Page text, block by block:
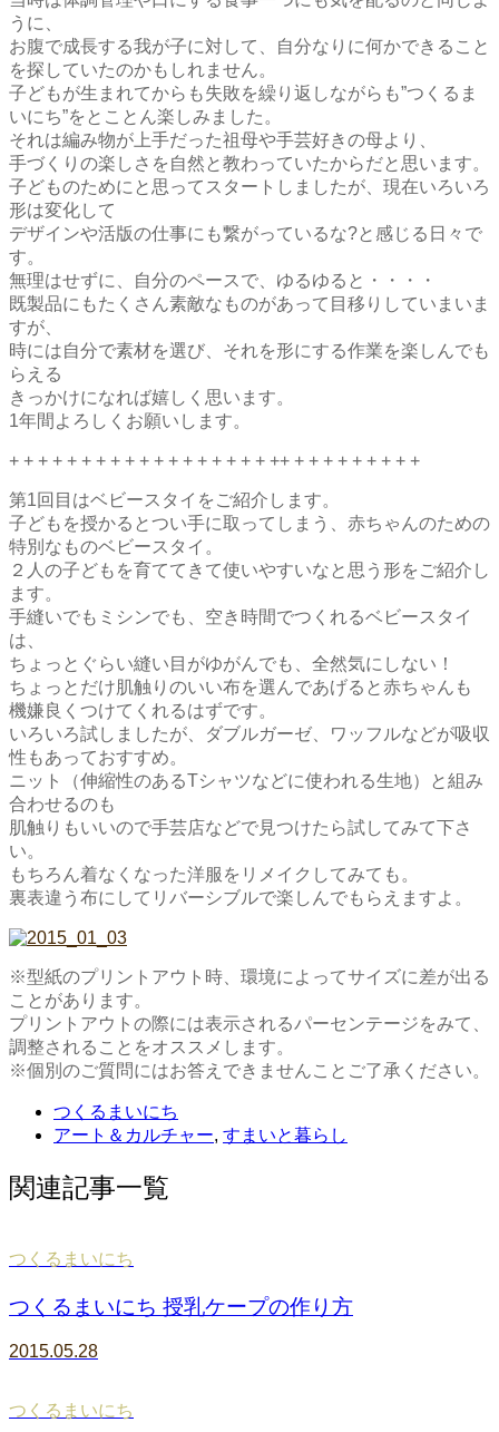
うに、
お腹で成長する我が子に対して、自分なりに何かできること
を探していたのかもしれません。
子どもが生まれてからも失敗を繰り返しながらも”つくるま
いにち”をとことん楽しみました。
それは編み物が上手だった祖母や手芸好きの母より、
手づくりの楽しさを自然と教わっていたからだと思います。
子どものためにと思ってスタートしましたが、現在いろいろ
形は変化して
デザインや活版の仕事にも繋がっているな?と感じる日々で
す。
無理はせずに、自分のペースで、ゆるゆると・・・・
既製品にもたくさん素敵なものがあって目移りしていまいま
すが、
時には自分で素材を選び、それを形にする作業を楽しんでも
らえる
きっかけになれば嬉しく思います。
1年間よろしくお願いします。
+ + + + + + + + + + + + + + + + + + ++ + + + + + + + + +
第1回目はベビースタイをご紹介します。
子どもを授かるとつい手に取ってしまう、赤ちゃんのための
特別なものベビースタイ。
２人の子どもを育ててきて使いやすいなと思う形をご紹介し
ます。
手縫いでもミシンでも、空き時間でつくれるベビースタイ
は、
ちょっとぐらい縫い目がゆがんでも、全然気にしない！
ちょっとだけ肌触りのいい布を選んであげると赤ちゃんも
機嫌良くつけてくれるはずです。
いろいろ試しましたが、ダブルガーゼ、ワッフルなどが吸収
性もあっておすすめ。
ニット（伸縮性のあるTシャツなどに使われる生地）と組み
合わせるのも
肌触りもいいので手芸店などで見つけたら試してみて下さ
い。
もちろん着なくなった洋服をリメイクしてみても。
裏表違う布にしてリバーシブルで楽しんでもらえますよ。
※型紙のプリントアウト時、環境によってサイズに差が出る
ことがあります。
プリントアウトの際には表示されるパーセンテージをみて、
調整されることをオススメします。
※個別のご質問にはお答えできませんことご了承ください。
つくるまいにち
アート＆カルチャー, すまいと暮らし
関連記事一覧
つくるまいにち
つくるまいにち 授乳ケープの作り方
2015.05.28
つくるまいにち